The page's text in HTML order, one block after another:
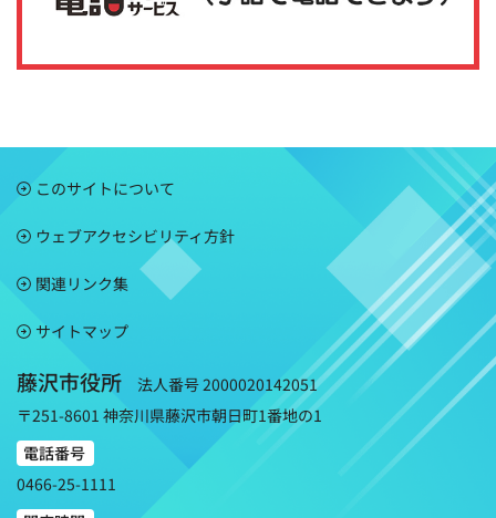
このサイトについて
ウェブアクセシビリティ方針
関連リンク集
サイトマップ
藤沢市役所
法人番号 2000020142051
〒251-8601 神奈川県藤沢市朝日町1番地の1
電話番号
0466-25-1111